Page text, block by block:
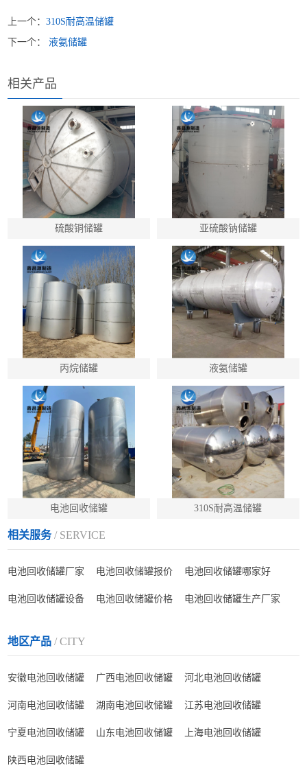
上一个：310S耐高温储罐
下一个：
液氨储罐
相关产品
硫酸铜储罐 亚硫酸钠储罐
丙烷储罐 液氨储罐
电池回收储罐 310S耐高温储罐
相关服务/ SERVICE
电池回收储罐厂家 电池回收储罐报价 电池回收储罐哪家好
电池回收储罐设备 电池回收储罐价格 电池回收储罐生产厂家
地区产品/ CITY
安徽电池回收储罐 广西电池回收储罐 河北电池回收储罐
河南电池回收储罐 湖南电池回收储罐 江苏电池回收储罐
宁夏电池回收储罐 山东电池回收储罐 上海电池回收储罐
陕西电池回收储罐